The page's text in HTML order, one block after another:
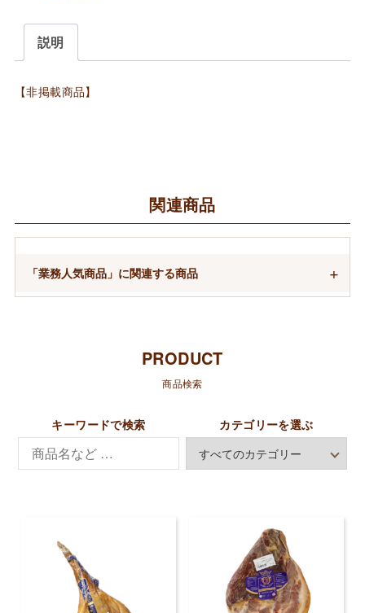
説明
【非掲載商品】
関連商品
「業務人気商品」に関連する商品
PRODUCT
商品検索
キーワードで検索 カテゴリーを選ぶ